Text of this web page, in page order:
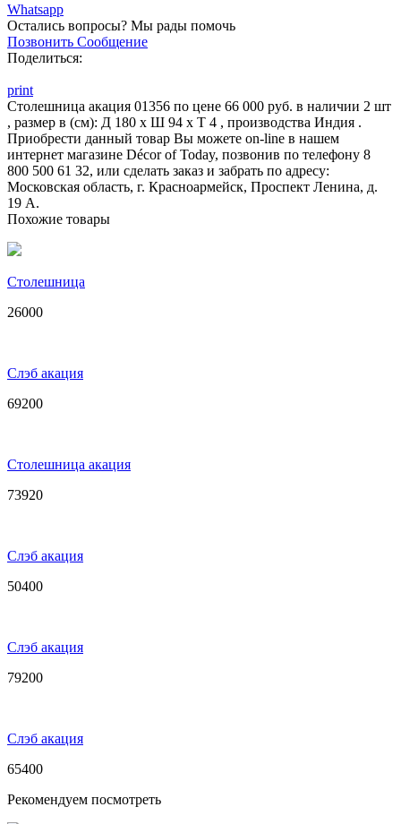
Whatsapp
Остались вопросы? Мы рады помочь
Позвонить Сообщение
Поделиться:
print
Столешница акация 01356 по цене 66 000 руб. в наличии 2 шт
, размер в (см): Д 180 x Ш 94 x Т 4 , производства Индия .
Приобрести данный товар Вы можете on-line в нашем
интернет магазине Décor of Today, позвонив по телефону 8
800 500 61 32, или сделать заказ и забрать по адресу:
Московская область, г. Красноармейск, Проспект Ленина, д.
19 А.
Похожие товары
Столешница
26000
Слэб акация
69200
Столешница акация
73920
Слэб акация
50400
Слэб акация
79200
Слэб акация
65400
Рекомендуем посмотреть